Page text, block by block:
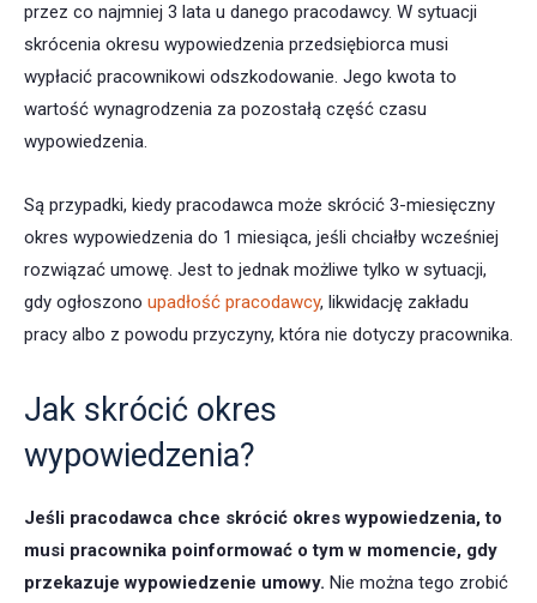
przez co najmniej 3 lata u danego pracodawcy. W sytuacji
skrócenia okresu wypowiedzenia przedsiębiorca musi
wypłacić pracownikowi odszkodowanie. Jego kwota to
wartość wynagrodzenia za pozostałą część czasu
wypowiedzenia.
Są przypadki, kiedy pracodawca może skrócić 3-miesięczny
okres wypowiedzenia do 1 miesiąca, jeśli chciałby wcześniej
rozwiązać umowę. Jest to jednak możliwe tylko w sytuacji,
gdy ogłoszono upadłość pracodawcy, likwidację zakładu
pracy albo z powodu przyczyny, która nie dotyczy pracownika.
Jak skrócić okres
wypowiedzenia?
Jeśli pracodawca chce skrócić okres wypowiedzenia, to
musi pracownika poinformować o tym w momencie, gdy
przekazuje wypowiedzenie umowy. Nie można tego zrobić